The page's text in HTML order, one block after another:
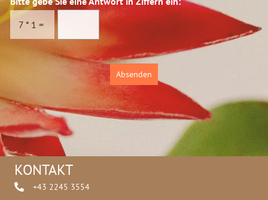
e
g
b
s
c
u
7 * 1 =
Absenden
KONTAKT
+43 2245 3554